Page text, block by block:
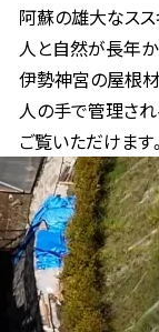
阿蘇の雄大なスス
人と自然が長年
伊勢神宮の屋根
人の手で管理さ
ご覧いただけます。